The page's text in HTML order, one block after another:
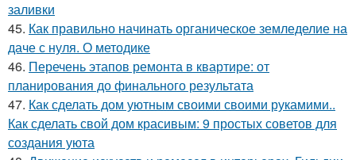
заливки
45. Как правильно начинать органическое земледелие на
даче с нуля. О методике
46. Перечень этапов ремонта в квартире: от
планирования до финального результата
47. Как сделать дом уютным своими своими рукамими..
Как сделать свой дом красивым: 9 простых советов для
создания уюта